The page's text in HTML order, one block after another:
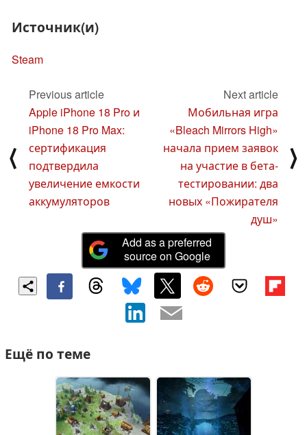
Источник(и)
Steam
⟨
Previous article
Apple iPhone 18 Pro и
iPhone 18 Pro Max:
сертификация
подтвердила
увеличение емкости
аккумуляторов
Next article
Мобильная игра
«Bleach Mirrors High»
начала прием заявок
на участие в бета-
тестировании: два
новых «Пожирателя
душ»
⟩
Add as a preferred
source on Google
Ещё по теме